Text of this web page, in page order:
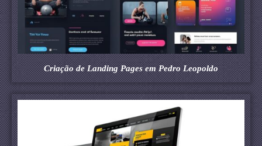
Criação de Landing Pages em Pedro Leopoldo